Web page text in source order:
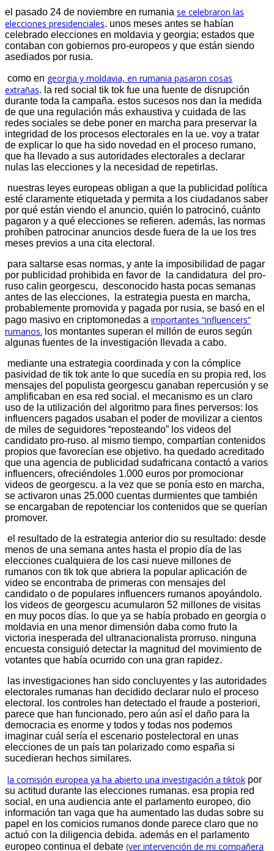
el pasado 24 de noviembre en rumania se celebraron las
elecciones presidenciales. unos meses antes se habían
celebrado elecciones en moldavia y georgia; estados que
contaban con gobiernos pro-europeos y que están siendo
asediados por rusia.
como en georgia y moldavia, en rumania pasaron cosas
extrañas. la red social tik tok fue una fuente de disrupción
durante toda la campaña. estos sucesos nos dan la medida
de que una regulación más exhaustiva y cuidada de las
redes sociales se debe poner en marcha para preservar la
integridad de los procesos electorales en la ue. voy a tratar
de explicar lo que ha sido novedad en el proceso rumano,
que ha llevado a sus autoridades electorales a declarar
nulas las elecciones y la necesidad de repetirlas.
nuestras leyes europeas obligan a que la publicidad política
esté claramente etiquetada y permita a los ciudadanos saber
por qué están viendo el anuncio, quién lo patrocinó, cuánto
pagaron y a qué elecciones se refieren. además, las normas
prohíben patrocinar anuncios desde fuera de la ue los tres
meses previos a una cita electoral.
para saltarse esas normas, y ante la imposibilidad de pagar
por publicidad prohibida en favor de la candidatura del pro-
ruso calin georgescu, desconocido hasta pocas semanas
antes de las elecciones, la estrategia puesta en marcha,
probablemente promovida y pagada por rusia, se basó en el
pago masivo en criptomonedas a importantes “influencers”
rumanos. los montantes superan el millón de euros según
algunas fuentes de la investigación llevada a cabo.
mediante una estrategia coordinada y con la cómplice
pasividad de tik tok ante lo que sucedía en su propia red, los
mensajes del populista georgescu ganaban repercusión y se
amplificaban en esa red social. el mecanismo es un claro
uso de la utilización del algoritmo para fines perversos: los
influencers pagados usaban el poder de movilizar a cientos
de miles de seguidores “reposteando” los videos del
candidato pro-ruso. al mismo tiempo, compartían contenidos
propios que favorecían ese objetivo. ha quedado acreditado
que una agencia de publicidad sudafricana contactó a varios
influencers, ofreciéndoles 1.000 euros por promocionar
videos de georgescu. a la vez que se ponía esto en marcha,
se activaron unas 25.000 cuentas durmientes que también
se encargaban de repotenciar los contenidos que se querían
promover.
el resultado de la estrategia anterior dio su resultado: desde
menos de una semana antes hasta el propio día de las
elecciones cualquiera de los casi nueve millones de
rumanos con tik tok que abriera la popular aplicación de
video se encontraba de primeras con mensajes del
candidato o de populares influencers rumanos apoyándolo.
los videos de georgescu acumularon 52 millones de visitas
en muy pocos días. lo que ya se había probado en georgia o
moldavia en una menor dimensión daba como fruto la
victoria inesperada del ultranacionalista prorruso. ninguna
encuesta consiguió detectar la magnitud del movimiento de
votantes que había ocurrido con una gran rapidez.
las investigaciones han sido concluyentes y las autoridades
electorales rumanas han decidido declarar nulo el proceso
electoral. los controles han detectado el fraude a posteriori,
parece que han funcionado, pero aún así el daño para la
democracia es enorme y todos y todas nos podemos
imaginar cuál sería el escenario postelectoral en unas
elecciones de un país tan polarizado como españa si
sucedieran hechos similares.
la comisión europea ya ha abierto una investigación a tiktok por
su actitud durante las elecciones rumanas. esa propia red
social, en una audiencia ante el parlamento europeo, dio
información tan vaga que ha aumentado las dudas sobre su
papel en los comicios rumanos donde parece claro que no
actuó con la diligencia debida. además en el parlamento
europeo continua el debate (ver intervención de mi compañera